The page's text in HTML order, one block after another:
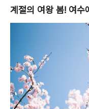
계절의 여왕 봄! 여수